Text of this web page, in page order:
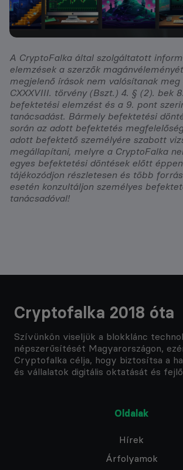
A CryptoFalka által szolgáltatott
elemzések a szerzők
megjelenő írások nem valósítanak meg
CXXXVIII. törvény (Bszt.) 4. § (2). bek
befektetési elemzést és a 9. pont
tanácsadást. Bármely befektetési
során az adott befektetés
adott befektető személyére szabott
megállapítani, melyre a CryptoFalka
egyes befektetési döntések előtt
tájékozódjon részletesen és több
esetén konzultáljon személyes
tanácsadóval!
Cryptofalka 2018 óta
Szívünkön viseljük a blokklánc
népszerűsítését Magyarországon,
Cryptofalka célja, hogy biztosítsa a
és vállalatok digitális oktatását és
Oldalak
Hírek
Árfolyamok